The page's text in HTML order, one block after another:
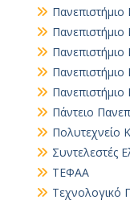
Πανεπιστήμιο
Πάντειο
Πολυτεχνείο
Συντελεστές
ΤΕΦΑΑ
Τεχνολογικό